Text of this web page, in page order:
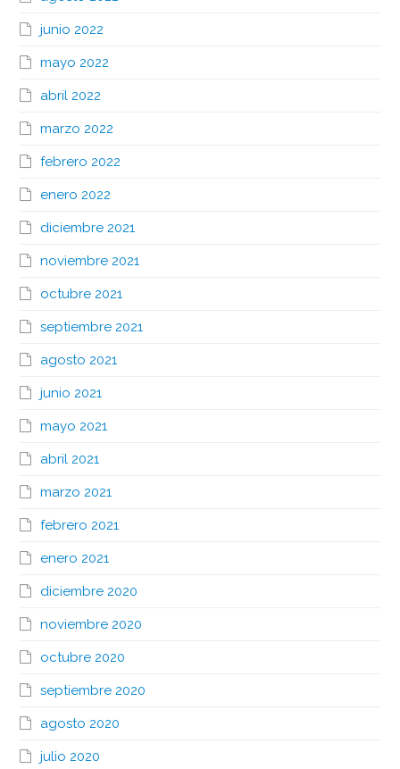
junio 2022
mayo 2022
abril 2022
marzo 2022
febrero 2022
enero 2022
diciembre 2021
noviembre 2021
octubre 2021
septiembre 2021
agosto 2021
junio 2021
mayo 2021
abril 2021
marzo 2021
febrero 2021
enero 2021
diciembre 2020
noviembre 2020
octubre 2020
septiembre 2020
agosto 2020
julio 2020